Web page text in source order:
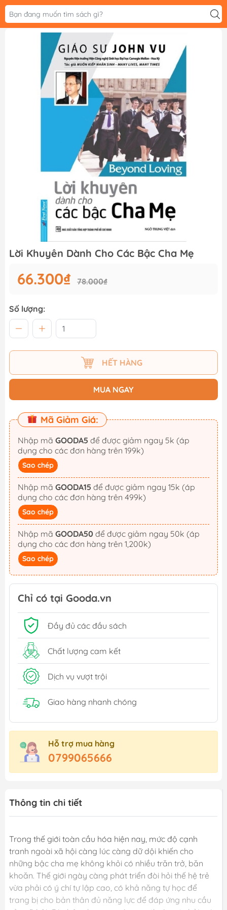
Lời Khuyên Dành Cho Các Bậc Cha Mẹ
66.300₫ 78.000₫
Số lượng:
HẾT HÀNG
MUA NGAY
Mã Giảm Giá:
Nhập mã GOODA5
dụng cho các đơn hàng trên 199k)
Sao chép
Nhập mã GOODA15
dụng cho các đơn hàng trên 499k)
Sao chép
Nhập mã GOODA50
dụng cho các đơn hàng trên 1,200k)
Sao chép
Chỉ có tại Gooda.vn
Đầy đủ các đầu sách
Chất lượng cam kết
Dịch vụ vượt trội
Giao hàng nhanh chóng
Hỗ trợ mua hàng
0799065666
Thông tin chi tiết
Trong thế giới toàn cầu hóa hiện nay, mức độ cạnh
tranh ngoài xã hội càng lúc càng dữ dội khiến cho
những bậc cha mẹ không khỏi có nhiều trăn trở, băn
khoăn. Thế giới ngày càng phát triển đòi hỏi thế hệ trẻ
vừa phải có ý chí tự lập cao, có khả năng tự học để
trang bị cho bản thân đủ năng lực để đáp ứng nhu cầu